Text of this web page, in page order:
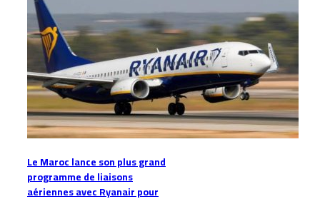
Le Maroc lance son plus grand
programme de liaisons
aériennes avec Ryanair pour